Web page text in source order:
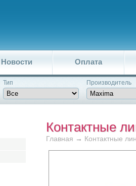
Новости Оплата
Тип Производитель
Контактные
Главная → Контактные